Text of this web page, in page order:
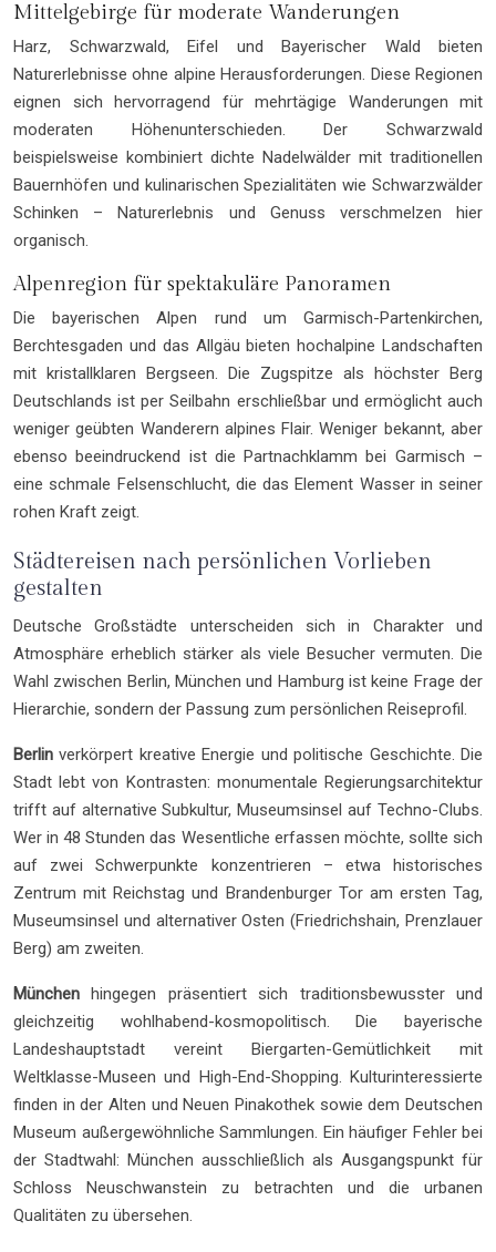
Mittelgebirge für moderate Wanderungen
Harz, Schwarzwald, Eifel und Bayerischer Wald bieten
Naturerlebnisse ohne alpine Herausforderungen. Diese Regionen
eignen sich hervorragend für mehrtägige Wanderungen mit
moderaten Höhenunterschieden. Der Schwarzwald
beispielsweise kombiniert dichte Nadelwälder mit traditionellen
Bauernhöfen und kulinarischen Spezialitäten wie Schwarzwälder
Schinken – Naturerlebnis und Genuss verschmelzen hier
organisch.
Alpenregion für spektakuläre Panoramen
Die bayerischen Alpen rund um Garmisch-Partenkirchen,
Berchtesgaden und das Allgäu bieten hochalpine Landschaften
mit kristallklaren Bergseen. Die Zugspitze als höchster Berg
Deutschlands ist per Seilbahn erschließbar und ermöglicht auch
weniger geübten Wanderern alpines Flair. Weniger bekannt, aber
ebenso beeindruckend ist die Partnachklamm bei Garmisch –
eine schmale Felsenschlucht, die das Element Wasser in seiner
rohen Kraft zeigt.
Städtereisen nach persönlichen Vorlieben
gestalten
Deutsche Großstädte unterscheiden sich in Charakter und
Atmosphäre erheblich stärker als viele Besucher vermuten. Die
Wahl zwischen Berlin, München und Hamburg ist keine Frage der
Hierarchie, sondern der Passung zum persönlichen Reiseprofil.
Berlin verkörpert kreative Energie und politische Geschichte. Die
Stadt lebt von Kontrasten: monumentale Regierungsarchitektur
trifft auf alternative Subkultur, Museumsinsel auf Techno-Clubs.
Wer in 48 Stunden das Wesentliche erfassen möchte, sollte sich
auf zwei Schwerpunkte konzentrieren – etwa historisches
Zentrum mit Reichstag und Brandenburger Tor am ersten Tag,
Museumsinsel und alternativer Osten (Friedrichshain, Prenzlauer
Berg) am zweiten.
München hingegen präsentiert sich traditionsbewusster und
gleichzeitig wohlhabend-kosmopolitisch. Die bayerische
Landeshauptstadt vereint Biergarten-Gemütlichkeit mit
Weltklasse-Museen und High-End-Shopping. Kulturinteressierte
finden in der Alten und Neuen Pinakothek sowie dem Deutschen
Museum außergewöhnliche Sammlungen. Ein häufiger Fehler bei
der Stadtwahl: München ausschließlich als Ausgangspunkt für
Schloss Neuschwanstein zu betrachten und die urbanen
Qualitäten zu übersehen.